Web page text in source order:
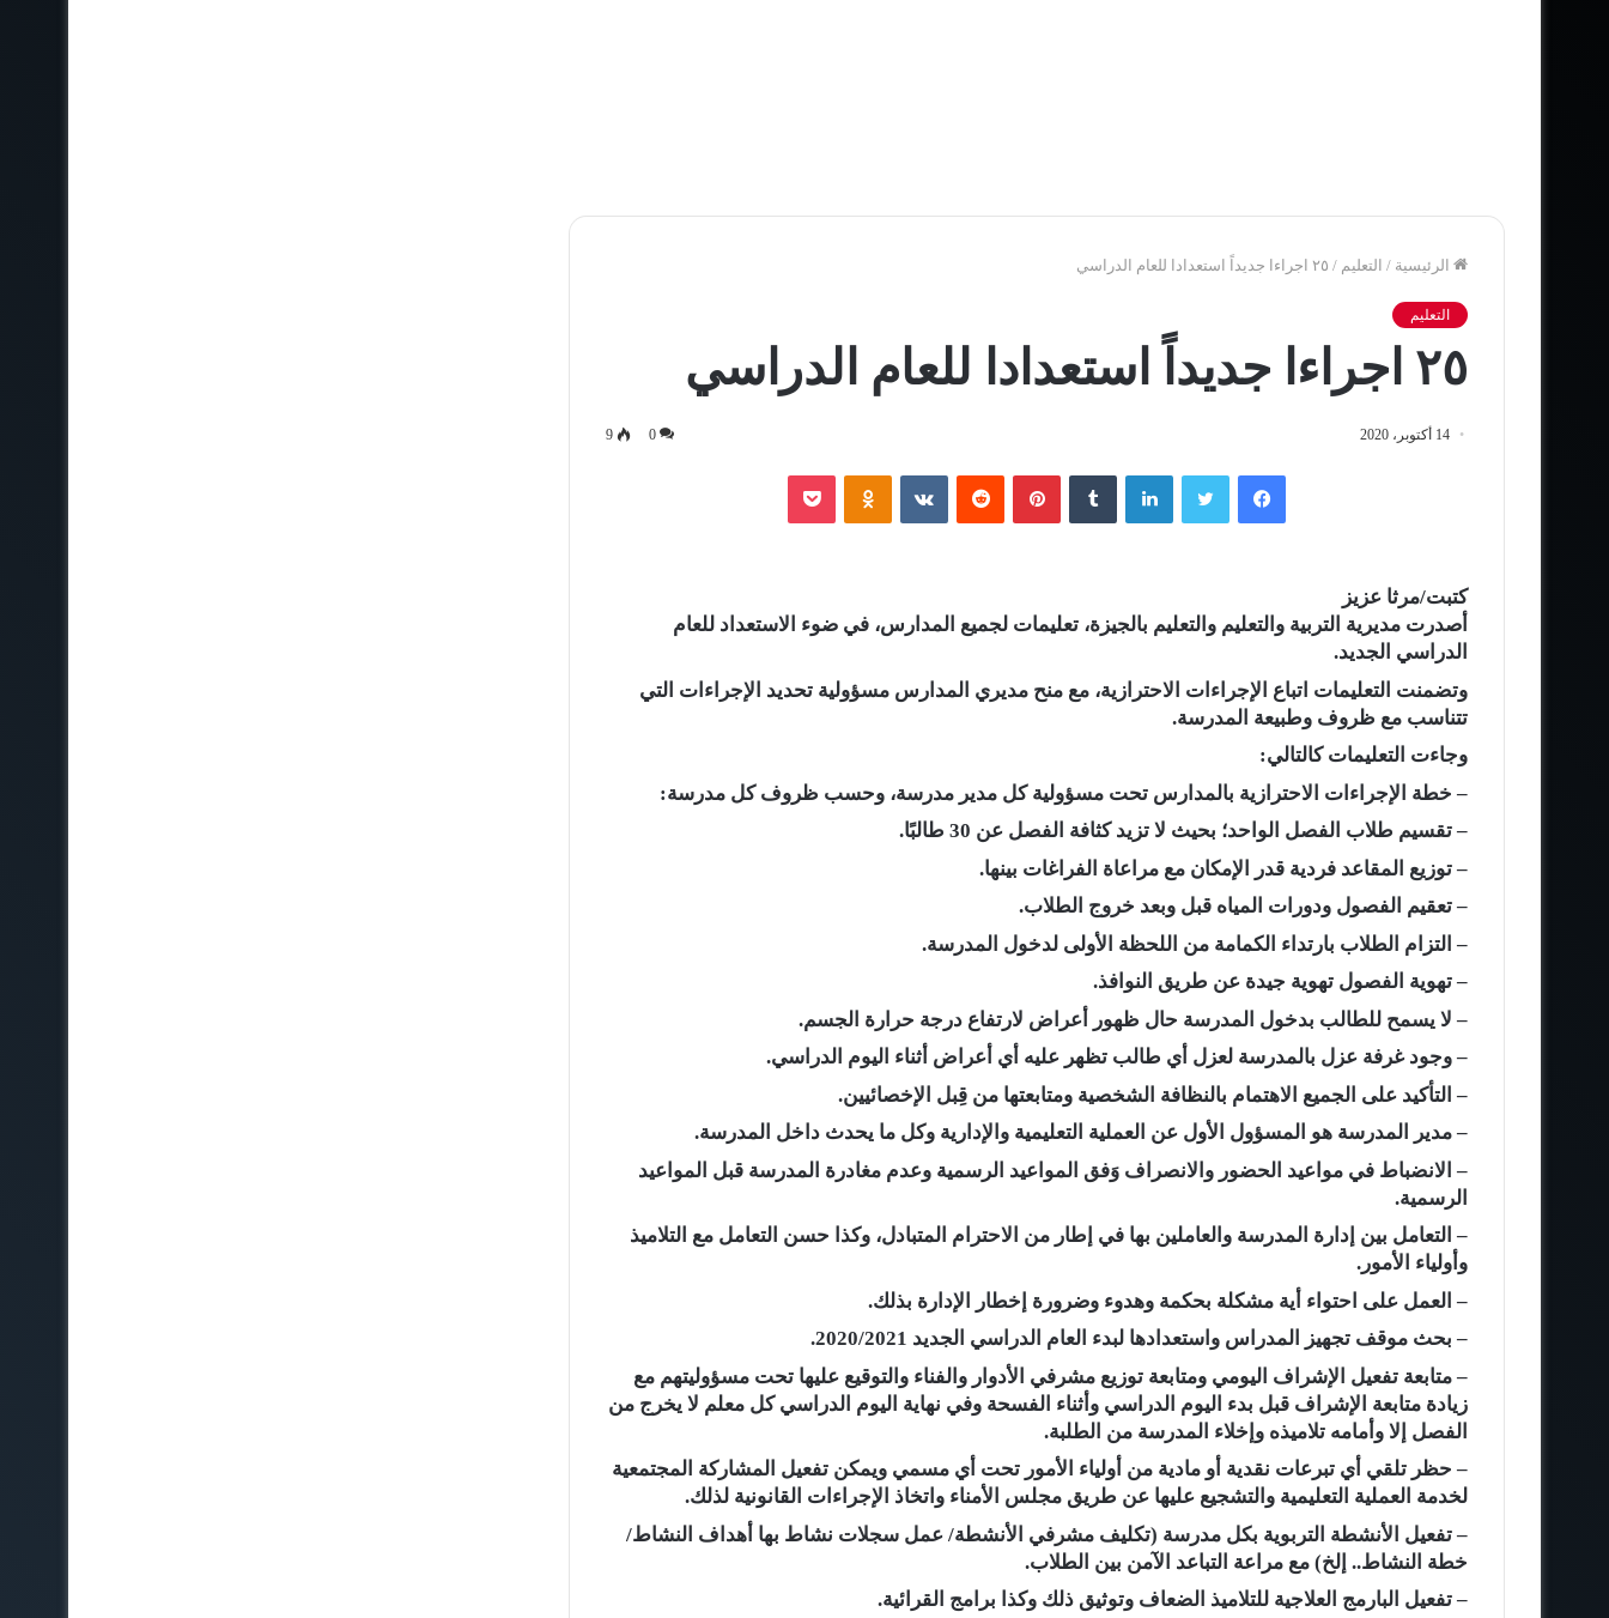
الرئيسية / التعليم / ٢٥ اجراءا جديداً استعدادا للعام الدراسي
التعليم
٢٥ اجراءا جديداً استعدادا للعام الدراسي
14 أكتوبر، 2020 0
9
فيسبوك لينكدإن بينتيريست
كتبت/مرثا عزيز
أصدرت مديرية التربية والتعليم والتعليم بالجيزة، تعليمات لجميع المدارس، في ضوء الاستعداد للعام
الدراسي الجديد.
وتضمنت التعليمات اتباع الإجراءات الاحترازية، مع منح مديري المدارس مسؤولية تحديد الإجراءات التي
تتناسب مع ظروف وطبيعة المدرسة.
وجاءت التعليمات كالتالي:
– خطة الإجراءات الاحترازية بالمدارس تحت مسؤولية كل مدير مدرسة، وحسب ظروف كل مدرسة:
– تقسيم طلاب الفصل الواحد؛ بحيث لا تزيد كثافة الفصل عن 30 طالبًا.
– توزيع المقاعد فردية قدر الإمكان مع مراعاة الفراغات بينها.
– تعقيم الفصول ودورات المياه قبل وبعد خروج الطلاب.
– التزام الطلاب بارتداء الكمامة من اللحظة الأولى لدخول المدرسة.
– تهوية الفصول تهوية جيدة عن طريق النوافذ.
– لا يسمح للطالب بدخول المدرسة حال ظهور أعراض لارتفاع درجة حرارة الجسم.
– وجود غرفة عزل بالمدرسة لعزل أي طالب تظهر عليه أي أعراض أثناء اليوم الدراسي.
– التأكيد على الجميع الاهتمام بالنظافة الشخصية ومتابعتها من قِبل الإخصائيين.
– مدير المدرسة هو المسؤول الأول عن العملية التعليمية والإدارية وكل ما يحدث داخل المدرسة.
– الانضباط في مواعيد الحضور والانصراف وَفق المواعيد الرسمية وعدم مغادرة المدرسة قبل المواعيد
الرسمية.
– التعامل بين إدارة المدرسة والعاملين بها في إطار من الاحترام المتبادل، وكذا حسن التعامل مع التلاميذ
وأولياء الأمور.
– العمل على احتواء أية مشكلة بحكمة وهدوء وضرورة إخطار الإدارة بذلك.
– بحث موقف تجهيز المدراس واستعدادها لبدء العام الدراسي الجديد 2020/2021.
– متابعة تفعيل الإشراف اليومي ومتابعة توزيع مشرفي الأدوار والفناء والتوقيع عليها تحت مسؤوليتهم مع
زيادة متابعة الإشراف قبل بدء اليوم الدراسي وأثناء الفسحة وفي نهاية اليوم الدراسي كل معلم لا يخرج من
الفصل إلا وأمامه تلاميذه وإخلاء المدرسة من الطلبة.
– حظر تلقي أي تبرعات نقدية أو مادية من أولياء الأمور تحت أي مسمي ويمكن تفعيل المشاركة المجتمعية
لخدمة العملية التعليمية والتشجيع عليها عن طريق مجلس الأمناء واتخاذ الإجراءات القانونية لذلك.
– تفعيل الأنشطة التربوية بكل مدرسة (تكليف مشرفي الأنشطة/ عمل سجلات نشاط بها أهداف النشاط/
خطة النشاط.. إلخ) مع مراعة التباعد الآمن بين الطلاب.
– تفعيل البارمج العلاجية للتلاميذ الضعاف وتوثيق ذلك وكذا برامج القرائية.